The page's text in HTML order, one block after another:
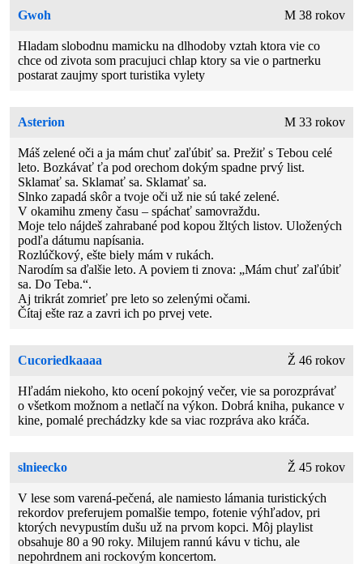
Gwoh M 38 rokov
Hladam slobodnu mamicku na dlhodoby vztah ktora vie co
chce od zivota som pracujuci chlap ktory sa vie o partnerku
postarat zaujmy sport turistika vylety
Asterion M 33 rokov
Máš zelené oči a ja mám chuť zaľúbiť sa. Prežiť s Tebou celé
leto. Bozkávať ťa pod orechom dokým spadne prvý list.
Sklamať sa. Sklamať sa. Sklamať sa.
Slnko zapadá skôr a tvoje oči už nie sú také zelené.
V okamihu zmeny času – spáchať samovraždu.
Moje telo nájdeš zahrabané pod kopou žltých listov. Uložených
podľa dátumu napísania.
Rozlúčkový, ešte biely mám v rukách.
Narodím sa ďalšie leto. A poviem ti znova: „Mám chuť zaľúbiť
sa. Do Teba.“.
Aj trikrát zomrieť pre leto so zelenými očami.
Čítaj ešte raz a zavri ich po prvej vete.
Cucoriedkaaaa Ž 46 rokov
Hľadám niekoho, kto ocení pokojný večer, vie sa porozprávať
o všetkom možnom a netlačí na výkon. Dobrá kniha, pukance v
kine, pomalé prechádzky kde sa viac rozpráva ako kráča.
slnieecko Ž 45 rokov
V lese som varená-pečená, ale namiesto lámania turistických
rekordov preferujem pomalšie tempo, fotenie výhľadov, pri
ktorých nevypustím dušu už na prvom kopci. Môj playlist
obsahuje 80 a 90 roky. Milujem rannú kávu v tichu, ale
nepohrdnem ani rockovým koncertom.